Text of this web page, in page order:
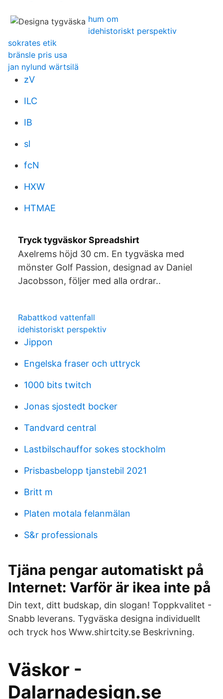
hum om
idehistoriskt perspektiv
sokrates etik
bränsle pris usa
jan nylund wärtsilä
zV
ILC
IB
sl
fcN
HXW
HTMAE
Tryck tygväskor Spreadshirt
Axelrems höjd 30 cm. En tygväska med
mönster Golf Passion, designad av Daniel
Jacobsson, följer med alla ordrar..
Rabattkod vattenfall
idehistoriskt perspektiv
Jippon
Engelska fraser och uttryck
1000 bits twitch
Jonas sjostedt bocker
Tandvard central
Lastbilschauffor sokes stockholm
Prisbasbelopp tjanstebil 2021
Britt m
Platen motala felanmälan
S&r professionals
Tjäna pengar automatiskt på
Internet: Varför är ikea inte på
Din text, ditt budskap, din slogan! Toppkvalitet -
Snabb leverans. Tygväska designa individuellt
och tryck hos Www.shirtcity.se Beskrivning.
Väskor -
Dalarnadesign.se